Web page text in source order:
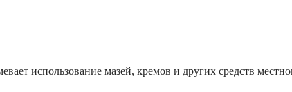
использование мазей, кремов и других средств